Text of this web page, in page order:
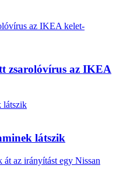
zsarolóvírus az IKEA
látszik